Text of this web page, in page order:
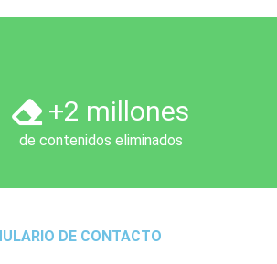
+2 millones
de contenidos eliminados
DE CONTACTO